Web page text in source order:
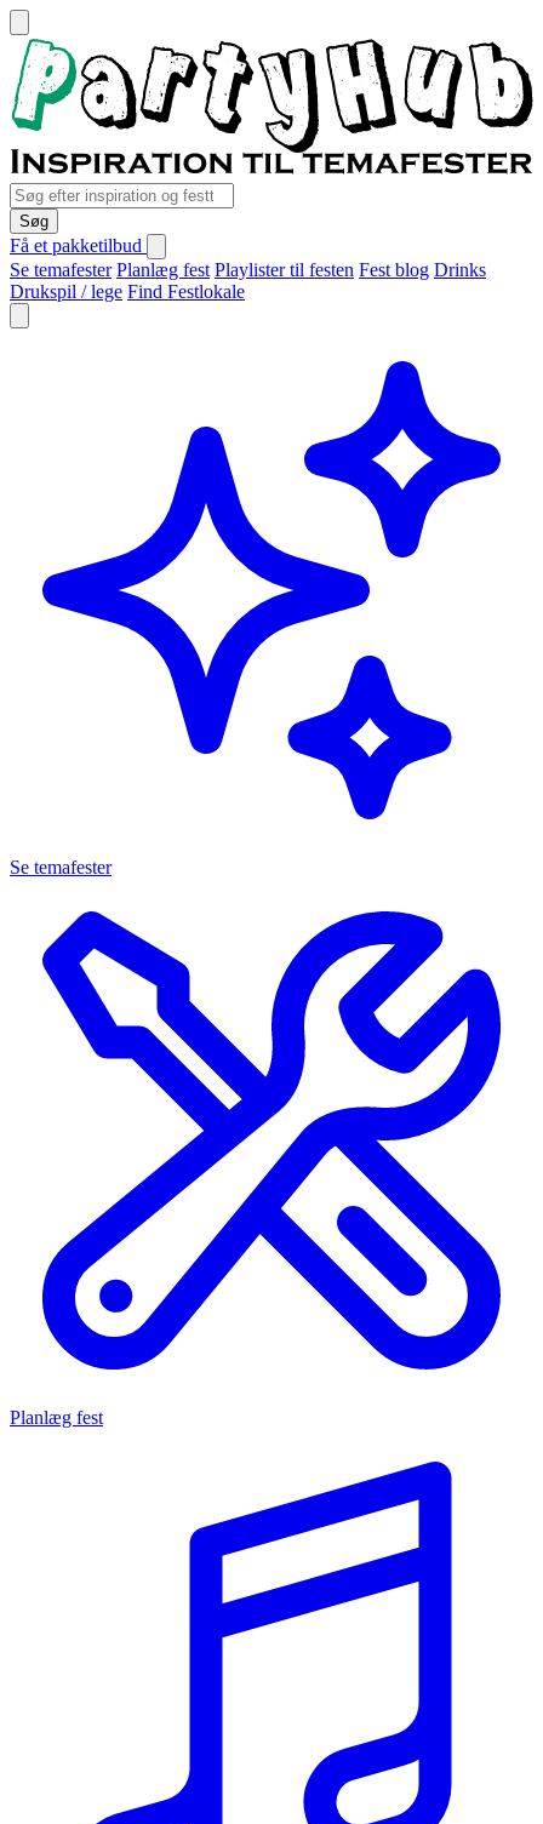
Søg
Få et pakketilbud
Se temafester Planlæg fest Playlister til festen Fest blog Drinks
Drukspil / lege Find Festlokale
Se temafester
Planlæg fest